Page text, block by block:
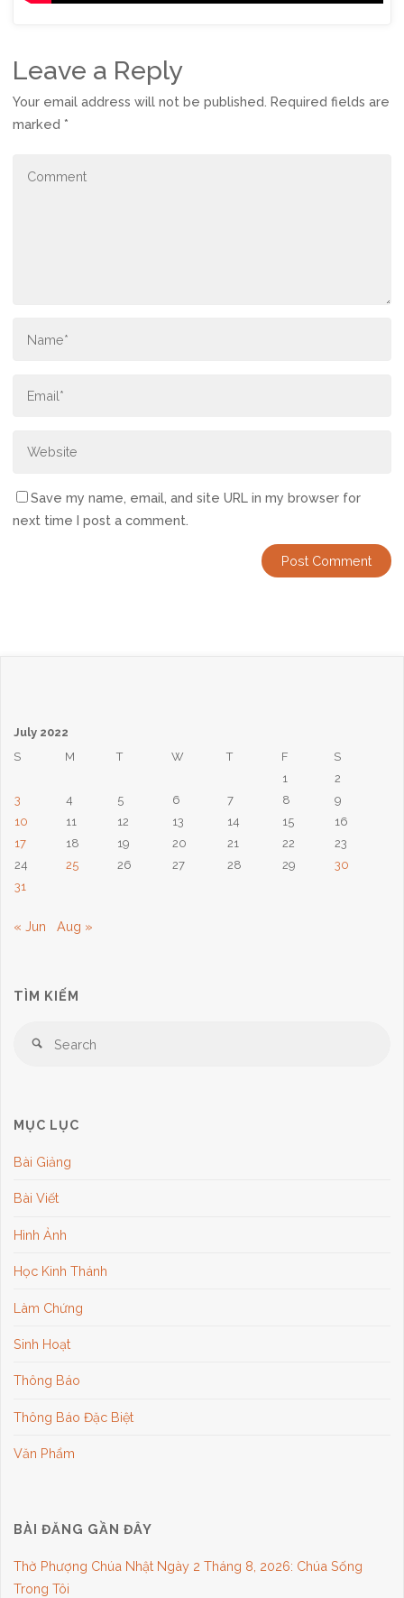
Leave a Reply
Your email address will not be published. Required fields are
marked *
Save my name, email, and site URL in my browser for
next time I post a comment.
July 2022
S
M T W T F
S
1
2
3
4 5 6 7 8
9
10
11 12 13 14 15
16
17
18 19 20 21 22
23
24
25 26 27 28 29
30
31
« Jun Aug »
TÌM KIẾM
Search
MỤC LỤC
Bài Giảng
Bài Viết
Hình Ảnh
Học Kinh Thánh
Làm Chứng
Sinh Hoạt
Thông Báo
Thông Báo Đặc Biệt
Văn Phẩm
BÀI ĐĂNG GẦN ĐÂY
Thờ Phượng Chúa Nhật Ngày 2 Tháng 8, 2026: Chúa Sống
Trong Tôi